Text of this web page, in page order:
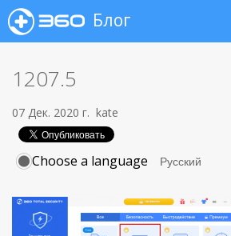
Блог
1207.5
07 Дек. 2020 г. kate
Choose a language